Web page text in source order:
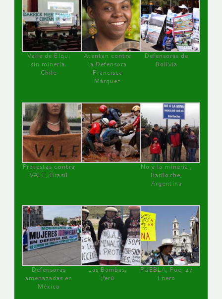
Valle de Elqui
sin minería.
Chile
Atentan contra
la Defensora
Francisca
Márquez
Defensoras de
Bolivia
Protestas contra
VALE, Brasil
No a la minería ,
Bariloche,
Argentina
Defensoras
amenazadas en
México
Las Bambas,
Perú
PUEBLA, Pue, 27
Enero